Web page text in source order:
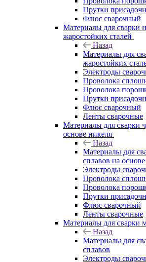
Прутки
Флюс сварочный
Материалы для сварки
жаростойких сталей
Назад
Материалы для
жаростойких
Электроды
Проволока
Проволока
Прутки
Флюс сварочный
Ленты сварочные
Материалы для сварки
основе никеля
Назад
Материалы для
сплавов на
Электроды
Проволока
Проволока
Прутки
Флюс сварочный
Ленты сварочные
Материалы для сварки
Назад
Материалы для
сплавов
Электроды